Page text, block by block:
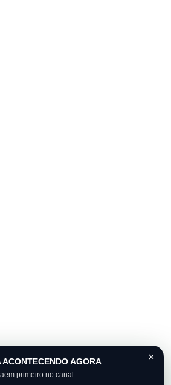
×
ACONTECENDO AGORA
primeiro no canal